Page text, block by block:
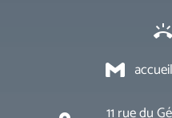
ring_volume